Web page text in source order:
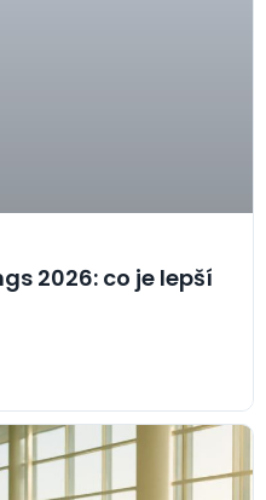
2026: co je lepší